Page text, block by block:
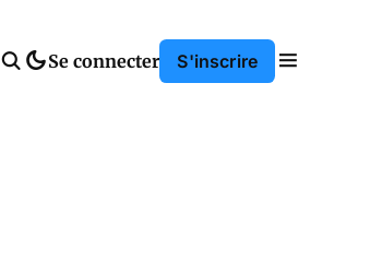
Se connecter S'inscrire